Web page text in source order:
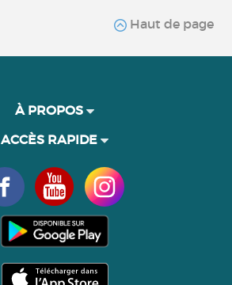
Haut de page
À PROPOS
ACCÈS RAPIDE